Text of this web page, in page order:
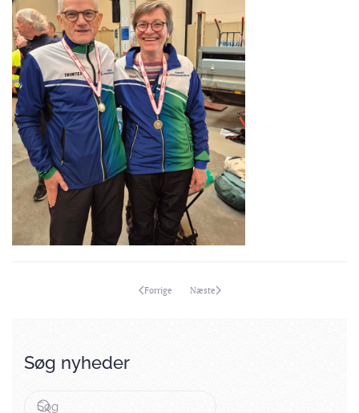
Forrige Næste
Søg nyheder